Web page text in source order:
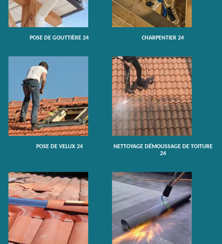
POSE DE GOUTTIÈRE 24 CHARPENTIER 24
POSE DE VELUX 24
NETTOYAGE DÉMOUSSAGE DE TOITURE
24